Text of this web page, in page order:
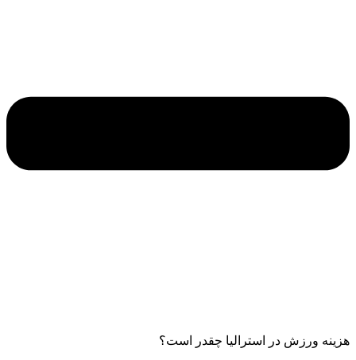
هزینه ورزش در استرالیا چقدر است؟